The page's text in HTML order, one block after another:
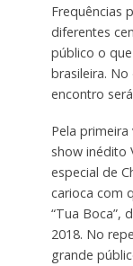
Frequências
diferentes
público o
brasileira.
encontro
Pela primeira
show inédito
especial de
carioca com
“Tua Boca”,
2018. No
grande